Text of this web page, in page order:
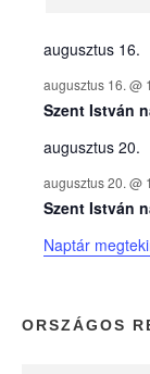
y
e
k
n
a
p
augusztus 16.
augusztus 16. @
Szent István
augusztus 20.
augusztus 20. @
Szent István
Naptár
ORSZÁGOS